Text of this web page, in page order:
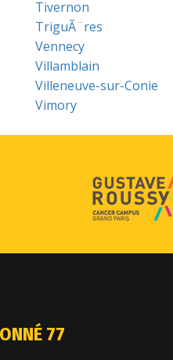
Tivernon
TriguÃ¨res
Vennecy
Villamblain
Villeneuve-sur-Conie
Vimory
77